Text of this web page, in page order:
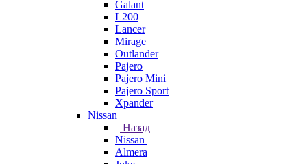
Galant
L200
Lancer
Mirage
Outlander
Pajero
Pajero Mini
Pajero Sport
Xpander
Nissan
Назад
Nissan
Almera